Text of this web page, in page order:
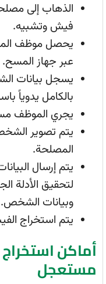
الذهاب إلى
فيش وتشبيه.
يحصل موظف
عبر جهاز المسح.
يسجل بيانات
بالكامل يدوياً
يجري الموظف
يتم تصوير
المصلحة.
يتم إرسال
لتحقيق الأدلة
وبيانات الشخص.
يتم استخراج
أماكن
مستعجل